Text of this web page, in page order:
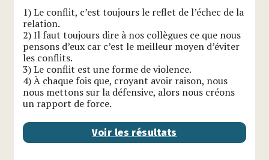
1) Le conflit, c’est toujours le reflet de l’échec de la
relation.
2) Il faut toujours dire à nos collègues ce que nous
pensons d’eux car c’est le meilleur moyen d’éviter
les conflits.
3) Le conflit est une forme de violence.
4) À chaque fois que, croyant avoir raison, nous
nous mettons sur la défensive, alors nous créons
un rapport de force.
Voir les résultats